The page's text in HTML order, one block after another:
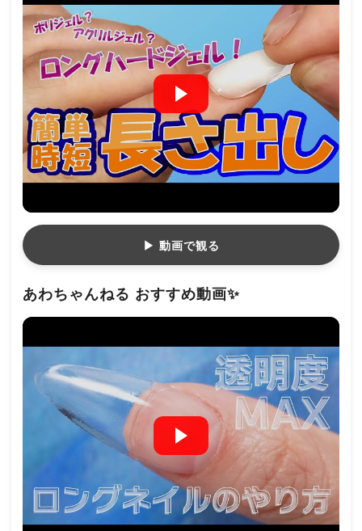
▶ 動画で観る
あわちゃんねる おすすめ動画✨